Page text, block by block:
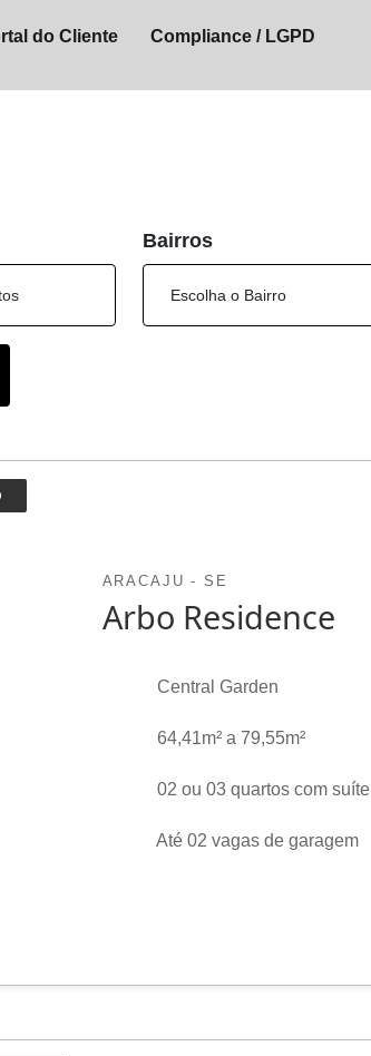
do Cliente Compliance / LGPD
Bairros
ARACAJU - SE
Arbo Residence
Central Garden
64,41m² a 79,55m²
02 ou 03 quartos com suíte
Até 02 vagas de garagem